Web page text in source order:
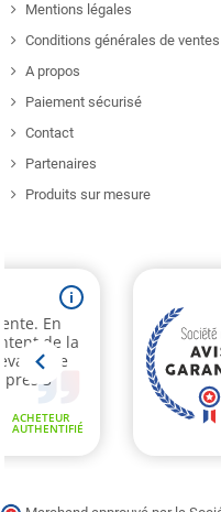
Mentions légales
Conditions générales de ventes
A propos
Paiement sécurisé
Contact
Partenaires
Produits sur mesure